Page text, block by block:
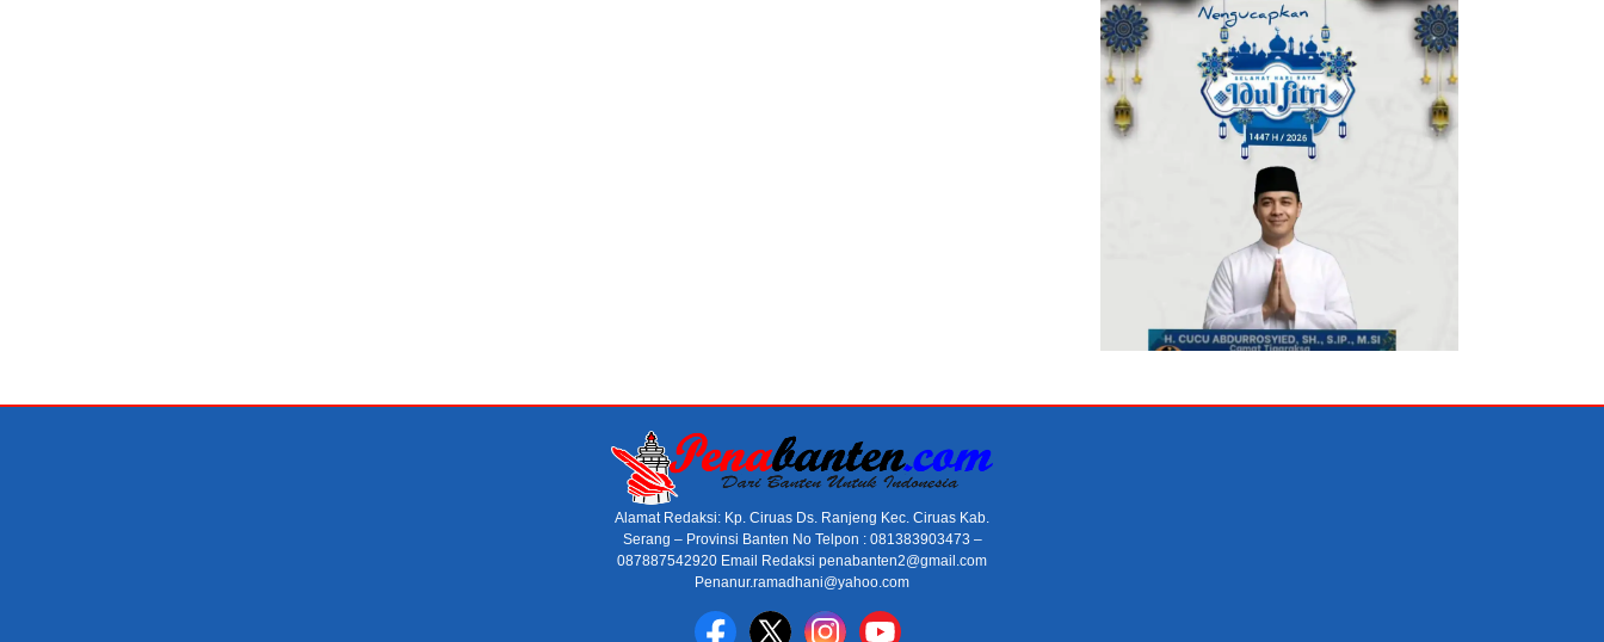
Alamat Redaksi: Kp. Ciruas Ds. Ranjeng Kec. Ciruas Kab.
Serang – Provinsi Banten No Telpon : 081383903473 –
087887542920 Email Redaksi penabanten2@gmail.com
Penanur.ramadhani@yahoo.com